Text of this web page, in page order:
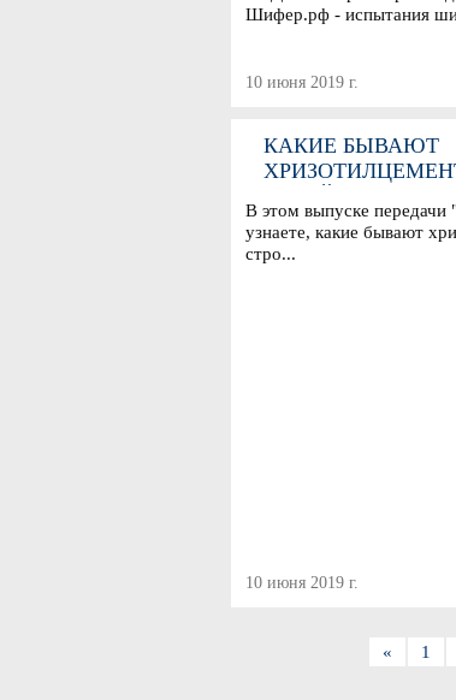
Шифер.рф - испытания
10 июня 2019 г.
КАКИЕ БЫВАЮТ
ПРОГРАММА
ЖИЗНЬ"
В этом выпуске передачи
узнаете, какие бывают
стро...
10 июня 2019 г.
« 1